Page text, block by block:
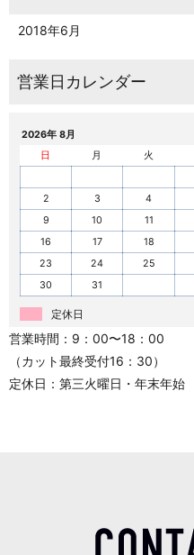
2018年6月
2026年 8月
日
月 火
2
3 4
9
10 11
16
17 18
23
24 25
30
31
定休日
営業時間：9：00〜18：00
（カット最終受付16：30）
定休日：第三火曜日・年末年始